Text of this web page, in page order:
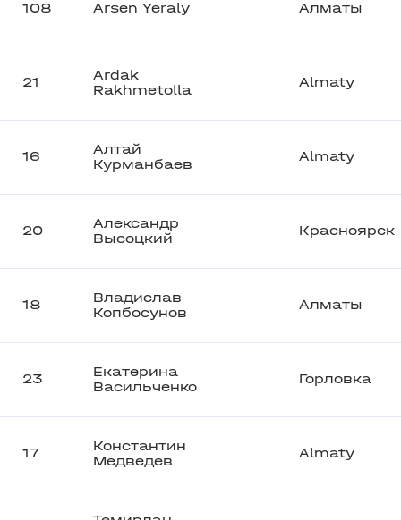
108 Arsen Yeraly Алматы
21
Ardak
Rakhmetolla
Almaty
16
Алтай
Курманбаев
Almaty
20
Александр
Высоцкий
Красноярск
18
Владислав
Копбосунов
Алматы
23
Екатерина
Васильченко
Горловка
17
Константин
Медведев
Almaty